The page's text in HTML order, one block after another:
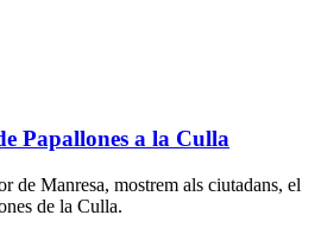
Papallones a la Culla
de Manresa, mostrem als ciutadans, el
de la Culla.